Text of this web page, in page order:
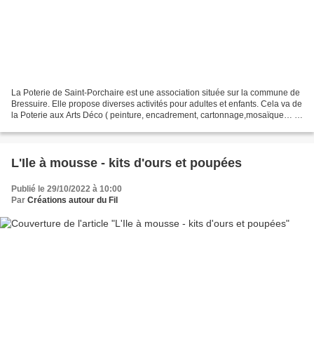
La Poterie de Saint-Porchaire est une association située sur la commune de
Bressuire. Elle propose diverses activités pour adultes et enfants. Cela va de
la Poterie aux Arts Déco ( peinture, encadrement, cartonnage,mosaïque… )
L'Ile à mousse - kits d'ours et poupées
Publié le 29/10/2022 à 10:00
Par Créations autour du Fil